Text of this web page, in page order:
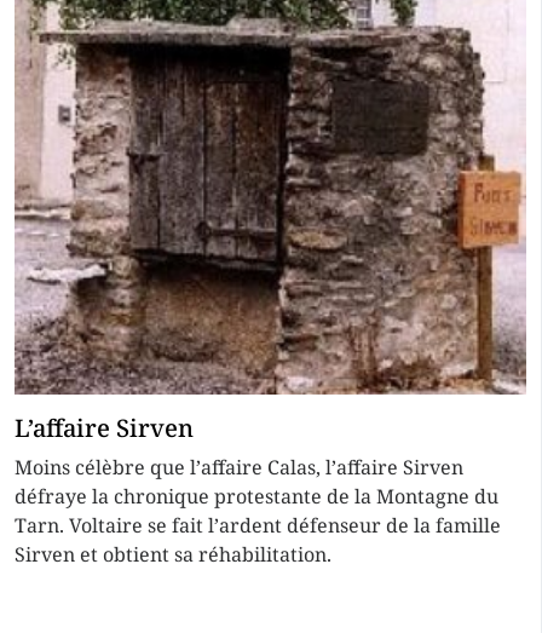
L’affaire Sirven
Moins célèbre que l’affaire Calas, l’affaire Sirven
défraye la chronique protestante de la Montagne du
Tarn. Voltaire se fait l’ardent défenseur de la famille
Sirven et obtient sa réhabilitation.